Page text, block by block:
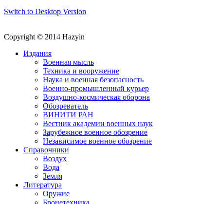
Switch to Desktop Version
Copyright © 2014 Hazyin
Издания
Военная мысль
Техника и вооружение
Наука и военная безопасность
Военно-промышленный курьер
Воздушно-космическая оборона
Обозреватель
ВИНИТИ РАН
Вестник академии военных наук
Зарубежное военное обозрение
Независимое военное обозрение
Справочники
Воздух
Вода
Земля
Литература
Оружие
Бронетехника